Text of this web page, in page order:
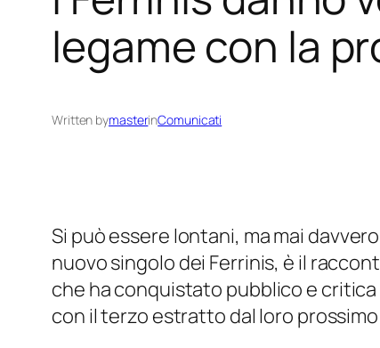
legame con la
Written bymasterinComunicati
Si può essere lontani, ma mai
nuovo singolo dei Ferrinis, è il
che ha conquistato pubblico e
con il terzo estratto dal loro prossimo